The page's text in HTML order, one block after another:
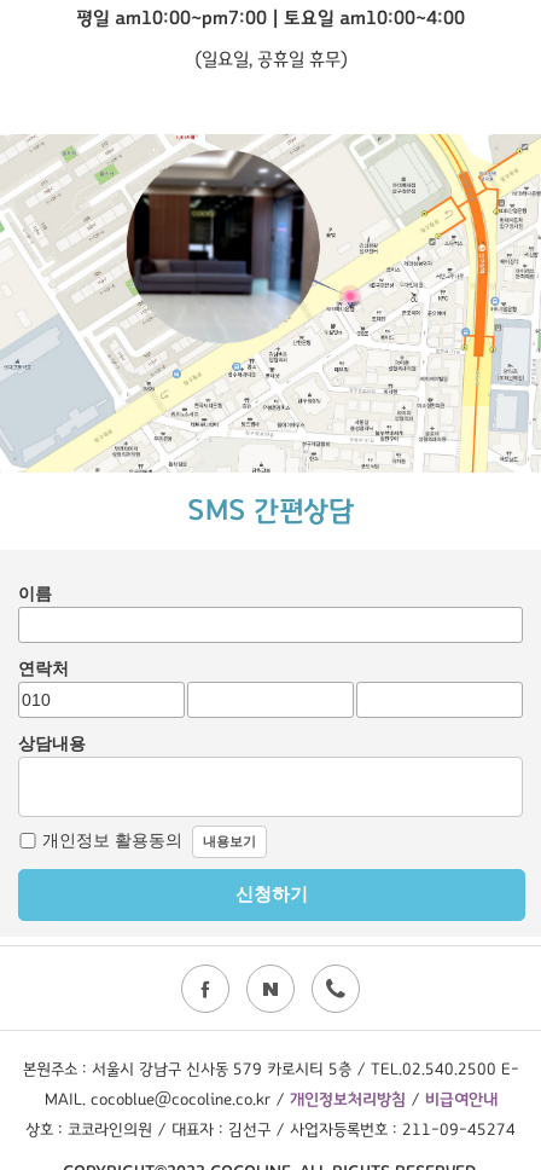
평일 am10:00~pm7:00 | 토요일 am10:00~4:00
(일요일, 공휴일 휴무)
SMS 간편상담
본원주소 : 서울시 강남구 신사동 579 카로시티 5층 / TEL.02.540.2500 E-
MAIL. cocoblue@cocoline.co.kr / 개인정보처리방침 / 비급여안내
상호 : 코코라인의원 / 대표자 : 김선구 / 사업자등록번호 : 211-09-45274